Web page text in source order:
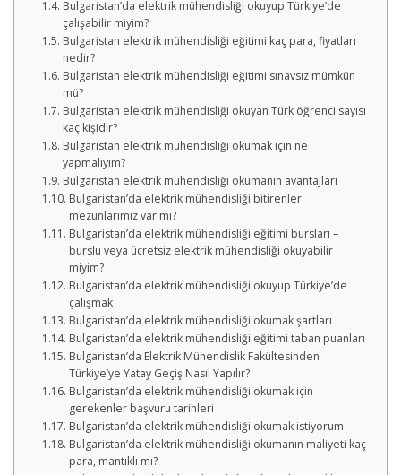
Bulgaristan’da elektrik mühendisliği okuyup Türkiye’de
çalışabilir miyim?
Bulgaristan elektrik mühendisliği eğitimi kaç para, fiyatları
nedir?
Bulgaristan elektrik mühendisliği eğitimi sınavsız mümkün
mü?
Bulgaristan elektrik mühendisliği okuyan Türk öğrenci sayısı
kaç kişidir?
Bulgaristan elektrik mühendisliği okumak için ne
yapmalıyım?
Bulgaristan elektrik mühendisliği okumanın avantajları
Bulgaristan’da elektrik mühendisliği bitirenler
mezunlarımız var mı?
Bulgaristan’da elektrik mühendisliği eğitimi bursları –
burslu veya ücretsiz elektrik mühendisliği okuyabilir
miyim?
Bulgaristan’da elektrik mühendisliği okuyup Türkiye’de
çalışmak
Bulgaristan’da elektrik mühendisliği okumak şartları
Bulgaristan’da elektrik mühendisliği eğitimi taban puanları
Bulgaristan’da Elektrik Mühendislik Fakültesinden
Türkiye’ye Yatay Geçiş Nasıl Yapılır?
Bulgaristan’da elektrik mühendisliği okumak için
gerekenler başvuru tarihleri
Bulgaristan’da elektrik mühendisliği okumak istiyorum
Bulgaristan’da elektrik mühendisliği okumanın maliyeti kaç
para, mantıklı mı?